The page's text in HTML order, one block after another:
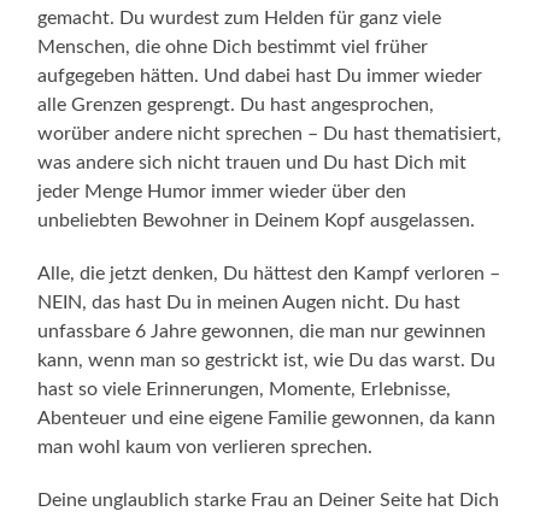
gemacht. Du wurdest zum Helden für ganz viele
Menschen, die ohne Dich bestimmt viel früher
aufgegeben hätten. Und dabei hast Du immer wieder
alle Grenzen gesprengt. Du hast angesprochen,
worüber andere nicht sprechen – Du hast thematisiert,
was andere sich nicht trauen und Du hast Dich mit
jeder Menge Humor immer wieder über den
unbeliebten Bewohner in Deinem Kopf ausgelassen.
Alle, die jetzt denken, Du hättest den Kampf verloren –
NEIN, das hast Du in meinen Augen nicht. Du hast
unfassbare 6 Jahre gewonnen, die man nur gewinnen
kann, wenn man so gestrickt ist, wie Du das warst. Du
hast so viele Erinnerungen, Momente, Erlebnisse,
Abenteuer und eine eigene Familie gewonnen, da kann
man wohl kaum von verlieren sprechen.
Deine unglaublich starke Frau an Deiner Seite hat Dich